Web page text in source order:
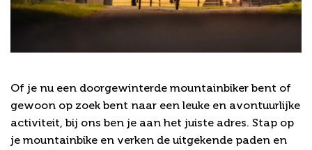
Of je nu een doorgewinterde mountainbiker bent of
gewoon op zoek bent naar een leuke en avontuurlijke
activiteit, bij ons ben je aan het juiste adres. Stap op
je mountainbike en verken de uitgekende paden en